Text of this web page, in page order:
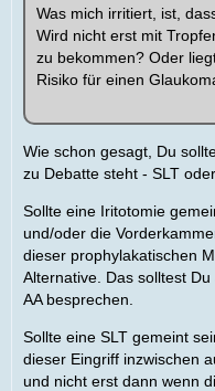
Was mich irritiert, ist,
Wird nicht erst mit
zu bekommen? Oder
Risiko für einen
Wie schon gesagt, Du
zu Debatte steht - SLT
Sollte eine Iritotomie
und/oder die
dieser prophylakatischen
Alternative. Das solltest
AA besprechen.
Sollte eine SLT gemeint
dieser Eingriff inzwischen
und nicht erst dann wenn